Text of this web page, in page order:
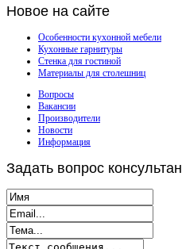
Новое на сайте
Особенности кухонной мебели
Кухонные гарнитуры
Стенка для гостиной
Материалы для столешниц
Вопросы
Вакансии
Производители
Новости
Информация
Задать вопрос